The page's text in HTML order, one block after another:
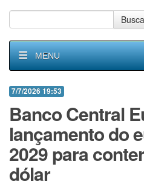
MENU
7/7/2026 19:53
Banco Central
lançamento do
2029 para
dólar